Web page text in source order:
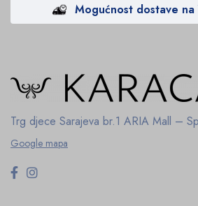
Mogućnost dostave na
Trg djece Sarajeva br.1 ARIA Mall –
Google mapa